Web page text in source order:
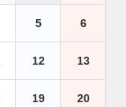
5 6
12 13
19 20